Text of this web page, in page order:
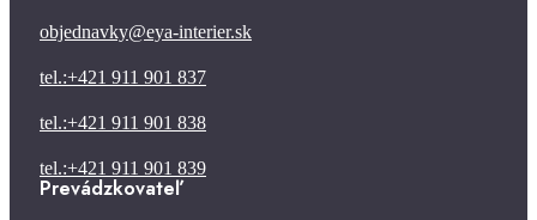
objednavky@eya-interier.sk
tel.:+421 911 901 837
tel.:+421 911 901 838
tel.:+421 911 901 839
Prevádzkovateľ